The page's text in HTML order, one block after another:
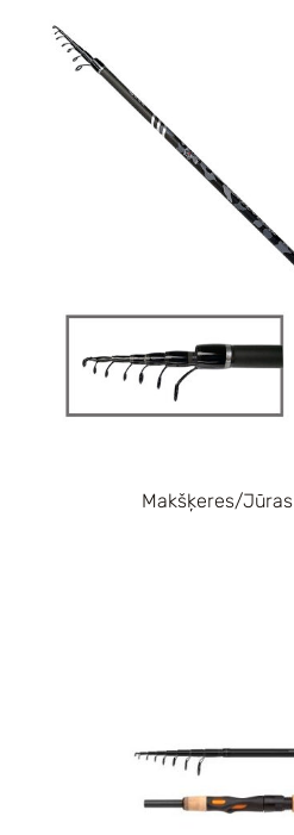
Makšķeres/